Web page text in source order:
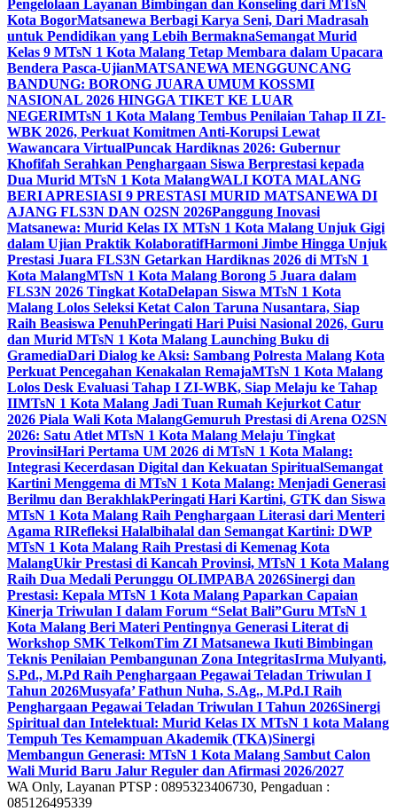
Pengelolaan Layanan Bimbingan dan Konseling dari MTsN
Kota BogorMatsanewa Berbagi Karya Seni, Dari Madrasah
untuk Pendidikan yang Lebih BermaknaSemangat Murid
Kelas 9 MTsN 1 Kota Malang Tetap Membara dalam Upacara
Bendera Pasca-UjianMATSANEWA MENGGUNCANG
BANDUNG: BORONG JUARA UMUM KOSSMI
NASIONAL 2026 HINGGA TIKET KE LUAR
NEGERIMTsN 1 Kota Malang Tembus Penilaian Tahap II ZI-
WBK 2026, Perkuat Komitmen Anti-Korupsi Lewat
Wawancara VirtualPuncak Hardiknas 2026: Gubernur
Khofifah Serahkan Penghargaan Siswa Berprestasi kepada
Dua Murid MTsN 1 Kota MalangWALI KOTA MALANG
BERI APRESIASI 9 PRESTASI MURID MATSANEWA DI
AJANG FLS3N DAN O2SN 2026Panggung Inovasi
Matsanewa: Murid Kelas IX MTsN 1 Kota Malang Unjuk Gigi
dalam Ujian Praktik KolaboratifHarmoni Jimbe Hingga Unjuk
Prestasi Juara FLS3N Getarkan Hardiknas 2026 di MTsN 1
Kota MalangMTsN 1 Kota Malang Borong 5 Juara dalam
FLS3N 2026 Tingkat KotaDelapan Siswa MTsN 1 Kota
Malang Lolos Seleksi Ketat Calon Taruna Nusantara, Siap
Raih Beasiswa PenuhPeringati Hari Puisi Nasional 2026, Guru
dan Murid MTsN 1 Kota Malang Launching Buku di
GramediaDari Dialog ke Aksi: Sambang Polresta Malang Kota
Perkuat Pencegahan Kenakalan RemajaMTsN 1 Kota Malang
Lolos Desk Evaluasi Tahap I ZI-WBK, Siap Melaju ke Tahap
IIMTsN 1 Kota Malang Jadi Tuan Rumah Kejurkot Catur
2026 Piala Wali Kota MalangGemuruh Prestasi di Arena O2SN
2026: Satu Atlet MTsN 1 Kota Malang Melaju Tingkat
ProvinsiHari Pertama UM 2026 di MTsN 1 Kota Malang:
Integrasi Kecerdasan Digital dan Kekuatan SpiritualSemangat
Kartini Menggema di MTsN 1 Kota Malang: Menjadi Generasi
Berilmu dan BerakhlakPeringati Hari Kartini, GTK dan Siswa
MTsN 1 Kota Malang Raih Penghargaan Literasi dari Menteri
Agama RIRefleksi Halalbihalal dan Semangat Kartini: DWP
MTsN 1 Kota Malang Raih Prestasi di Kemenag Kota
MalangUkir Prestasi di Kancah Provinsi, MTsN 1 Kota Malang
Raih Dua Medali Perunggu OLIMPABA 2026Sinergi dan
Prestasi: Kepala MTsN 1 Kota Malang Paparkan Capaian
Kinerja Triwulan I dalam Forum “Selat Bali”Guru MTsN 1
Kota Malang Beri Materi Pentingnya Generasi Literat di
Workshop SMK TelkomTim ZI Matsanewa Ikuti Bimbingan
Teknis Penilaian Pembangunan Zona IntegritasIrma Mulyanti,
S.Pd., M.Pd Raih Penghargaan Pegawai Teladan Triwulan I
Tahun 2026Musyafa’ Fathun Nuha, S.Ag., M.Pd.I Raih
Penghargaan Pegawai Teladan Triwulan I Tahun 2026Sinergi
Spiritual dan Intelektual: Murid Kelas IX MTsN 1 kota Malang
Tempuh Tes Kemampuan Akademik (TKA)Sinergi
Membangun Generasi: MTsN 1 Kota Malang Sambut Calon
Wali Murid Baru Jalur Reguler dan Afirmasi 2026/2027
WA Only, Layanan PTSP : 0895323406730, Pengaduan :
085126495339